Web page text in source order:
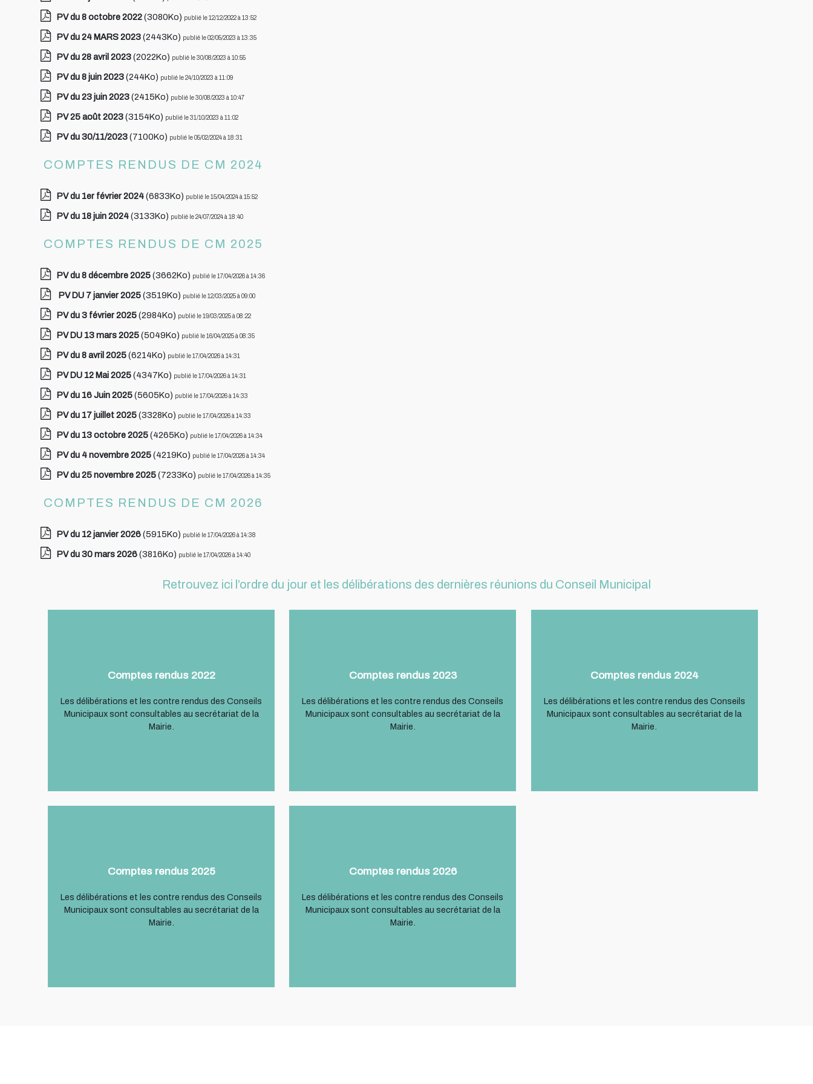
PV du 8 octobre 2022(3080Ko) publié le 12/12/2022 à 13:52
PV du 24 MARS 2023(2443Ko) publié le 02/05/2023 à 13:35
PV du 28 avril 2023(2022Ko) publié le 30/08/2023 à 10:55
PV du 8 juin 2023(244Ko) publié le 24/10/2023 à 11:09
PV du 23 juin 2023(2415Ko) publié le 30/08/2023 à 10:47
PV 25 août 2023(3154Ko) publié le 31/10/2023 à 11:02
PV du 30/11/2023(7100Ko) publié le 05/02/2024 à 18:31
COMPTES RENDUS DE CM 2024
PV du 1er février 2024(6833Ko) publié le 15/04/2024 à 15:52
PV du 18 juin 2024(3133Ko) publié le 24/07/2024 à 18:40
COMPTES RENDUS DE CM 2025
PV du 8 décembre 2025(3662Ko) publié le 17/04/2026 à 14:36
PV DU 7 janvier 2025(3519Ko) publié le 12/03/2025 à 09:00
PV du 3 février 2025(2984Ko) publié le 19/03/2025 à 08:22
PV DU 13 mars 2025(5049Ko) publié le 16/04/2025 à 08:35
PV du 8 avril 2025(6214Ko) publié le 17/04/2026 à 14:31
PV DU 12 Mai 2025(4347Ko) publié le 17/04/2026 à 14:31
PV du 16 Juin 2025(5605Ko) publié le 17/04/2026 à 14:33
PV du 17 juillet 2025(3328Ko) publié le 17/04/2026 à 14:33
PV du 13 octobre 2025(4265Ko) publié le 17/04/2026 à 14:34
PV du 4 novembre 2025(4219Ko) publié le 17/04/2026 à 14:34
PV du 25 novembre 2025(7233Ko) publié le 17/04/2026 à 14:35
COMPTES RENDUS DE CM 2026
PV du 12 janvier 2026(5915Ko) publié le 17/04/2026 à 14:38
PV du 30 mars 2026(3816Ko) publié le 17/04/2026 à 14:40
Retrouvez ici l’ordre du jour et les délibérations des dernières réunions du Conseil Municipal
Comptes rendus 2022
Les délibérations et les contre rendus des Conseils
Municipaux sont consultables au secrétariat de la
Mairie.
Comptes rendus 2023
Les délibérations et les contre rendus des Conseils
Municipaux sont consultables au secrétariat de la
Mairie.
Comptes rendus 2024
Les délibérations et les contre rendus des Conseils
Municipaux sont consultables au secrétariat de la
Mairie.
Comptes rendus 2025
Les délibérations et les contre rendus des Conseils
Municipaux sont consultables au secrétariat de la
Mairie.
Comptes rendus 2026
Les délibérations et les contre rendus des Conseils
Municipaux sont consultables au secrétariat de la
Mairie.